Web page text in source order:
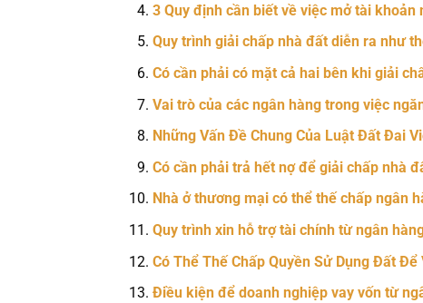
3 Quy định cần biết về việc mở tài khoản
Quy trình giải chấp nhà đất diễn ra như
Có cần phải có mặt cả hai bên khi giải
Vai trò của các ngân hàng trong việc
Những Vấn Đề Chung Của Luật Đất Đai
Có cần phải trả hết nợ để giải chấp nhà
Nhà ở thương mại có thể thế chấp ngân
Quy trình xin hỗ trợ tài chính từ ngân
Có Thể Thế Chấp Quyền Sử Dụng Đất Để
Điều kiện để doanh nghiệp vay vốn từ